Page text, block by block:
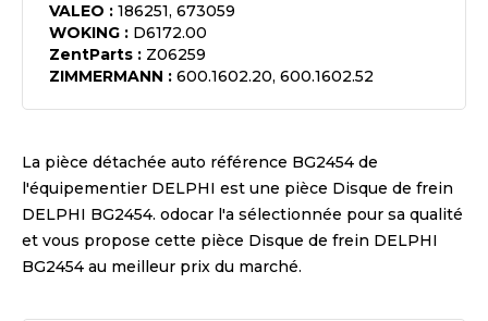
VALEO : 186251, 673059
WOKING : D6172.00
ZentParts : Z06259
ZIMMERMANN : 600.1602.20, 600.1602.52
La pièce détachée auto référence BG2454 de
l'équipementier DELPHI est une pièce Disque de frein
DELPHI BG2454. odocar l'a sélectionnée pour sa qualité
et vous propose cette pièce Disque de frein DELPHI
BG2454 au meilleur prix du marché.